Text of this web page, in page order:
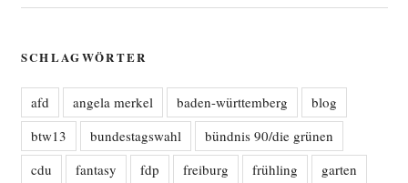
SCHLAGWÖRTER
afd angela merkel baden-württemberg
blog
btw13
bundestagswahl
bündnis 90/die grünen
cdu
fantasy fdp freiburg frühling
garten